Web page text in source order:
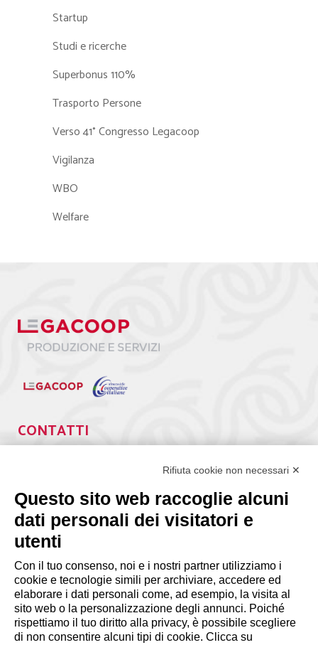
Startup
Studi e ricerche
Superbonus 110%
Trasporto Persone
Verso 41° Congresso Legacoop
Vigilanza
WBO
Welfare
CONTATTI
segreteria@lps.coop
INFORMAZIONI
Disclaimer
Rifiuta cookie non necessari ✕
Questo sito web raccoglie alcuni
dati personali dei visitatori e
utenti
Con il tuo consenso, noi e i nostri partner utilizziamo i
cookie e tecnologie simili per archiviare, accedere ed
elaborare i dati personali come, ad esempio, la visita al
sito web o la personalizzazione degli annunci. Poiché
rispettiamo il tuo diritto alla privacy, è possibile scegliere
di non consentire alcuni tipi di cookie. Clicca su